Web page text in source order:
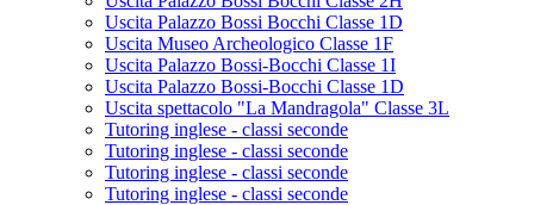
Uscita Palazzo Bossi Bocchi Classe 1D
Uscita Museo Archeologico Classe 1F
Uscita Palazzo Bossi-Bocchi Classe 1I
Uscita Palazzo Bossi-Bocchi Classe 1D
Uscita spettacolo "La Mandragola" Classe 3L
Tutoring inglese - classi seconde
Tutoring inglese - classi seconde
Tutoring inglese - classi seconde
Tutoring inglese - classi seconde